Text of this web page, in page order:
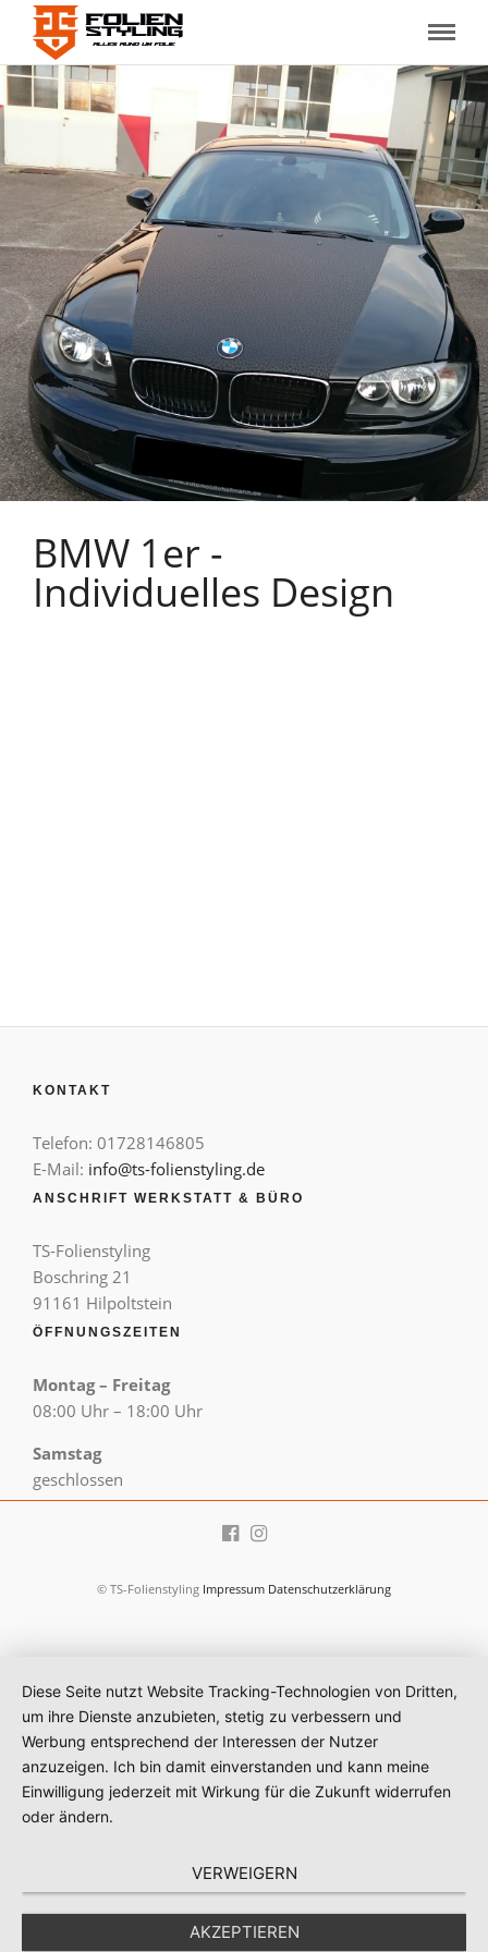
BMW 1er -
Individuelles Design
KONTAKT
Telefon: 01728146805
E-Mail: info@ts-folienstyling.de
ANSCHRIFT WERKSTATT & BÜRO
TS-Folienstyling
Boschring 21
91161 Hilpoltstein
ÖFFNUNGSZEITEN
Montag – Freitag
08:00 Uhr – 18:00 Uhr
Samstag
geschlossen
© TS-Folienstyling Impressum Datenschutzerklärung
Diese Seite nutzt Website Tracking-Technologien von Dritten,
um ihre Dienste anzubieten, stetig zu verbessern und
Werbung entsprechend der Interessen der Nutzer
anzuzeigen. Ich bin damit einverstanden und kann meine
Einwilligung jederzeit mit Wirkung für die Zukunft widerrufen
oder ändern.
VERWEIGERN
AKZEPTIEREN